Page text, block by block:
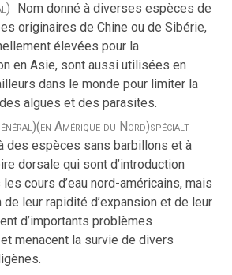
Nom donné à diverses espèces de
originaires de Chine ou de Sibérie,
élevées pour la
en Asie, sont aussi utilisées en
dans le monde pour limiter la
algues et des parasites.
(en Amérique du Nord)spécialt
des espèces sans barbillons et à
dorsale qui sont d’introduction
cours d’eau nord-américains, mais
de leur rapidité d’expansion et de leur
d’importants problèmes
menacent la survie de divers